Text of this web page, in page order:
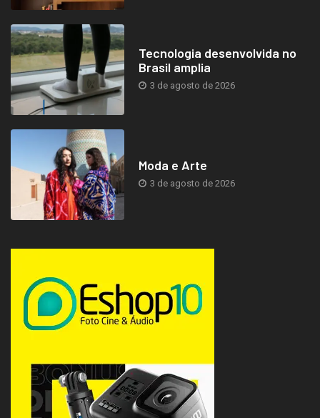
Tecnologia desenvolvida no
Brasil amplia
3 de agosto de 2026
Moda e Arte
3 de agosto de 2026